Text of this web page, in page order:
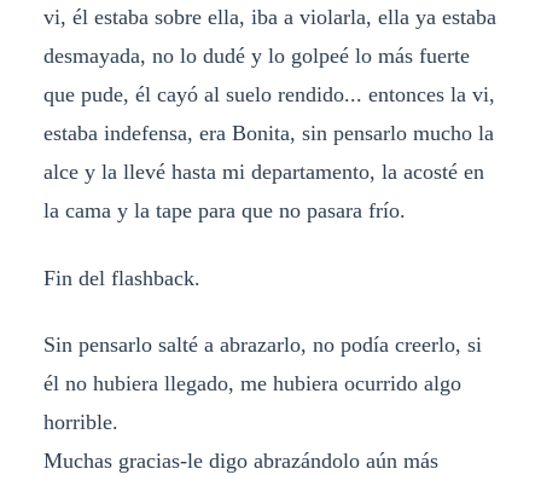
vi, él estaba sobre ella, iba a violarla, ella ya estaba
desmayada, no lo dudé y lo golpeé lo más fuerte
que pude, él cayó al suelo rendido... entonces la vi,
estaba indefensa, era Bonita, sin pensarlo mucho la
alce y la llevé hasta mi departamento, la acosté en
la cama y la tape para que no pasara frío.
Fin del flashback.
Sin pensarlo salté a abrazarlo, no podía creerlo, si
él no hubiera llegado, me hubiera ocurrido algo
horrible.
Muchas gracias-le digo abrazándolo aún más